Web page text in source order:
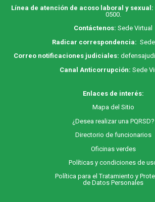
Línea de atención de acoso laboral y sexual:
0500.
Contáctenos: Sede Virtual
Radicar correspondencia:
Correo notificaciones judiciales:
Canal Anticorrupción: Sede
Enlaces de interés:
Mapa del Sitio
¿Desea realizar una PQRSD?
Directorio de funcionarios
Oficinas verdes
Políticas y condiciones de
Política para el Tratamiento y
de Datos Personales